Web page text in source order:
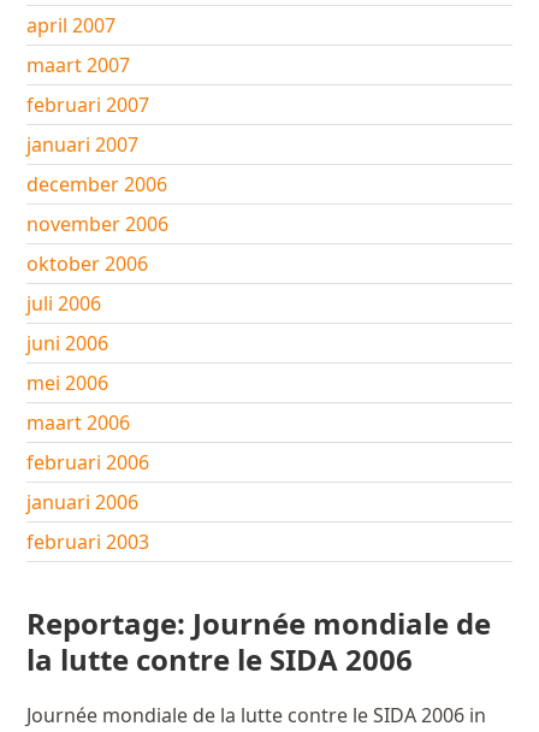
april 2007
maart 2007
februari 2007
januari 2007
december 2006
november 2006
oktober 2006
juli 2006
juni 2006
mei 2006
maart 2006
februari 2006
januari 2006
februari 2003
Reportage: Journée mondiale de
la lutte contre le SIDA 2006
Journée mondiale de la lutte contre le SIDA 2006 in